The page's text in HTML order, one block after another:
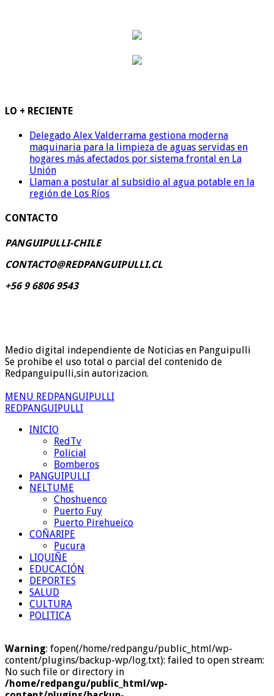
LO + RECIENTE
Delegado Alex Valderrama gestiona moderna
maquinaria para la limpieza de aguas servidas en
hogares más afectados por sistema frontal en La
Unión
Llaman a postular al subsidio al agua potable en la
región de Los Ríos
CONTACTO
PANGUIPULLI-CHILE
CONTACTO@REDPANGUIPULLI.CL
+56 9 6806 9543
Medio digital independiente de Noticias en Panguipulli
Se prohibe el uso total o parcial del contenido de
Redpanguipulli,sin autorizacion.
MENU REDPANGUIPULLI
REDPANGUIPULLI
INICIO
RedTv
Policial
Bomberos
PANGUIPULLI
NELTUME
Choshuenco
Puerto Fuy
Puerto Pirehueico
COÑARIPE
Pucura
LIQUIÑE
EDUCACIÓN
DEPORTES
SALUD
CULTURA
POLITICA
Warning: fopen(/home/redpangu/public_html/wp-
content/plugins/backup-wp/log.txt): failed to open stream:
No such file or directory in
/home/redpangu/public_html/wp-